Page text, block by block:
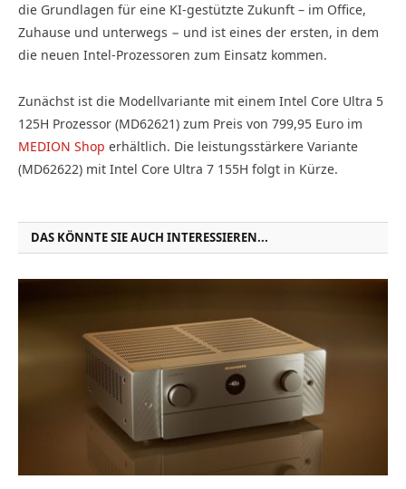
die Grundlagen für eine KI-gestützte Zukunft – im Office,
Zuhause und unterwegs − und ist eines der ersten, in dem
die neuen Intel-Prozessoren zum Einsatz kommen.
Zunächst ist die Modellvariante mit einem Intel Core Ultra 5
125H Prozessor (MD62621) zum Preis von 799,95 Euro im
MEDION Shop erhältlich. Die leistungsstärkere Variante
(MD62622) mit Intel Core Ultra 7 155H folgt in Kürze.
DAS KÖNNTE SIE AUCH INTERESSIEREN...